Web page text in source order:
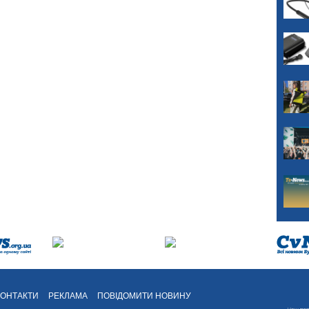
РЕКЛАМА ПОВІДОМИТИ НОВИНУ